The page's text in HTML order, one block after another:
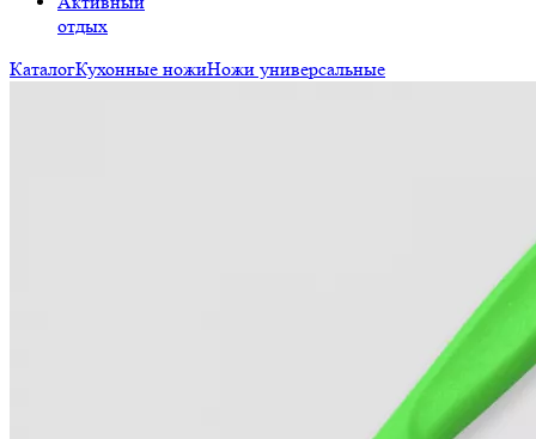
отдых
КаталогКухонные ножиНожи универсальные